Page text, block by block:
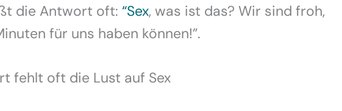
die Antwort oft: “Sex, was ist das? Wir sind froh,
für uns haben können!”.
fehlt oft die Lust auf Sex